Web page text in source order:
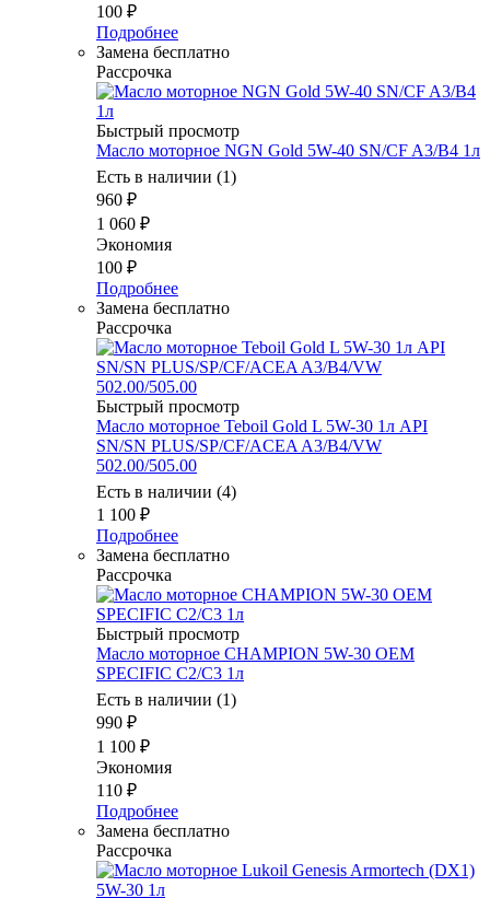
100 ₽
Подробнее
Замена бесплатно
Рассрочка
Быстрый просмотр
Масло мотоpное NGN Gold 5W-40 SN/CF A3/B4 1л
Есть в наличии (1)
960 ₽
1 060 ₽
Экономия
100 ₽
Подробнее
Замена бесплатно
Рассрочка
Быстрый просмотр
Масло мотоpное Teboil Gold L 5W-30 1л API
SN/SN PLUS/SP/CF/ACEA A3/B4/VW
502.00/505.00
Есть в наличии (4)
1 100 ₽
Подробнее
Замена бесплатно
Рассрочка
Быстрый просмотр
Масло моторное CHAMPION 5W-30 OEM
SPECIFIC C2/C3 1л
Есть в наличии (1)
990 ₽
1 100 ₽
Экономия
110 ₽
Подробнее
Замена бесплатно
Рассрочка